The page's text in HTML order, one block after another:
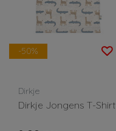
-50%
Dirkje
Dirkje Jongens T-Shirt